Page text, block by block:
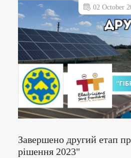
02 October
Завершено другий етап
рішення 2023"